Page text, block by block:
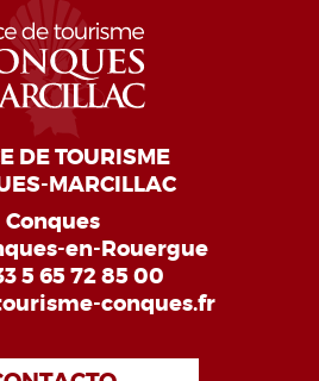
DE TOURISME
MARCILLAC
Conques
en-Rouergue
5 65 72 85 00
conques.fr